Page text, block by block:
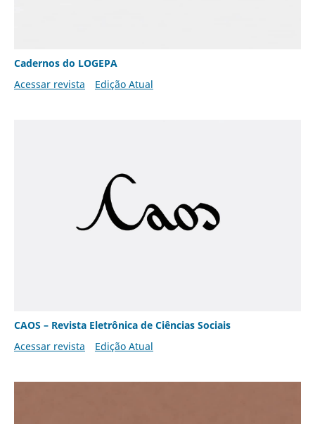
Cadernos do LOGEPA
Acessar revista
Edição Atual
CAOS – Revista Eletrônica de Ciências Sociais
Acessar revista
Edição Atual